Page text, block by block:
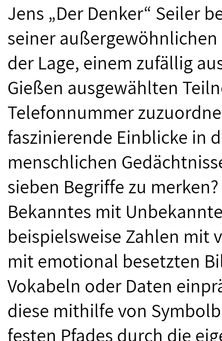
Jens „Der Denker“ Seiler
seiner
der Lage, einem zufällig
Gießen ausgewählten
Telefonnummer
faszinierende Einblicke in
menschlichen
sieben Begriffe zu
Bekanntes mit
beispielsweise Zahlen mit
mit emotional besetzten
Vokabeln oder Daten
diese mithilfe von
festen Pfades durch die